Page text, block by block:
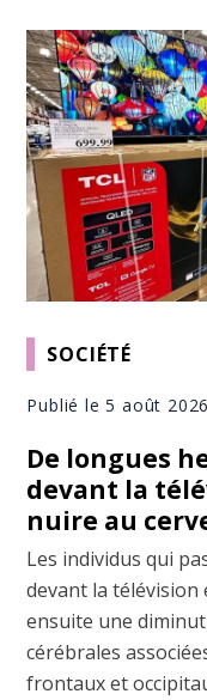
SOCIÉTÉ
Publié le 5 août 2026
De longues
devant la
nuire au
Les individus qui
devant la
ensuite une
cérébrales
frontaux et